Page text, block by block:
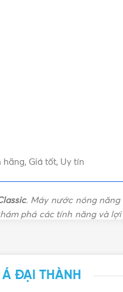
,
nóng năng lượng mặt
trời Đại Thành,Giá
Giá tốt, Uy tín
. Máy nước nóng
phá các tính năng và
Á ĐẠI THÀNH